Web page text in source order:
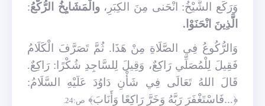
وَرَكَع الشَّيْخُ: انْحَنى مِنَ الكِبَرِ،والْمَشَايِخُ الرُّكَّعُ:
الَّذِينَ انْحَنَوْا.
وَالرُّكُوعُ فِي الصَّلَاةِ مِنْ هَذَا. ثُمَّ تَصَرَّفَ الْكَلَامُ
فَقِيلَ لِلْمُصَلِّي رَاكِعٌ، وَقِيلَ لِلسَّاجِدِ شُكْرًا: رَاكِعٌ.
قَالَ اللهُ تَعَالَى فِي شَأْنِ دَاوُدَ عَلَيْهِ السَّلَامُ:
﴿...فَاسْتَغْفَرَ رَبَّهُ وَخَرَّ رَاكِعًا وَأَنَابَ﴾ ص:24.